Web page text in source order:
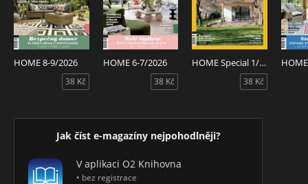
HOME 8-9/2026
38 Kč
HOME 6-7/2026
38 Kč
HOME Special 1/2026
38 Kč
Jak číst e-magazíny nejpohodlněji?
V aplikaci O2 Knihovna
• bez registrace